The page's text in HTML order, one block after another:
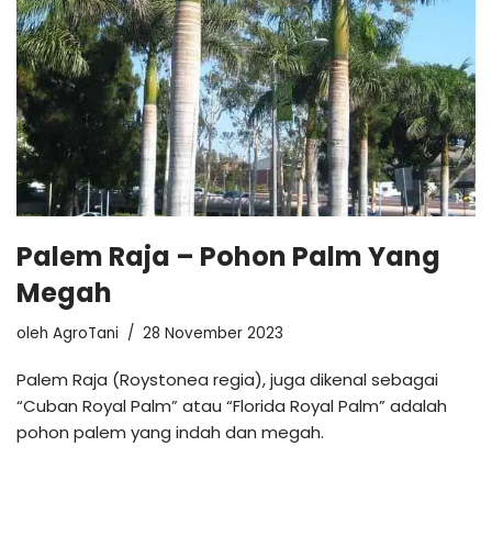
Palem Raja – Pohon Palm Yang
Megah
oleh AgroTani 28 November 2023
Palem Raja (Roystonea regia), juga dikenal sebagai
“Cuban Royal Palm” atau “Florida Royal Palm” adalah
pohon palem yang indah dan megah.